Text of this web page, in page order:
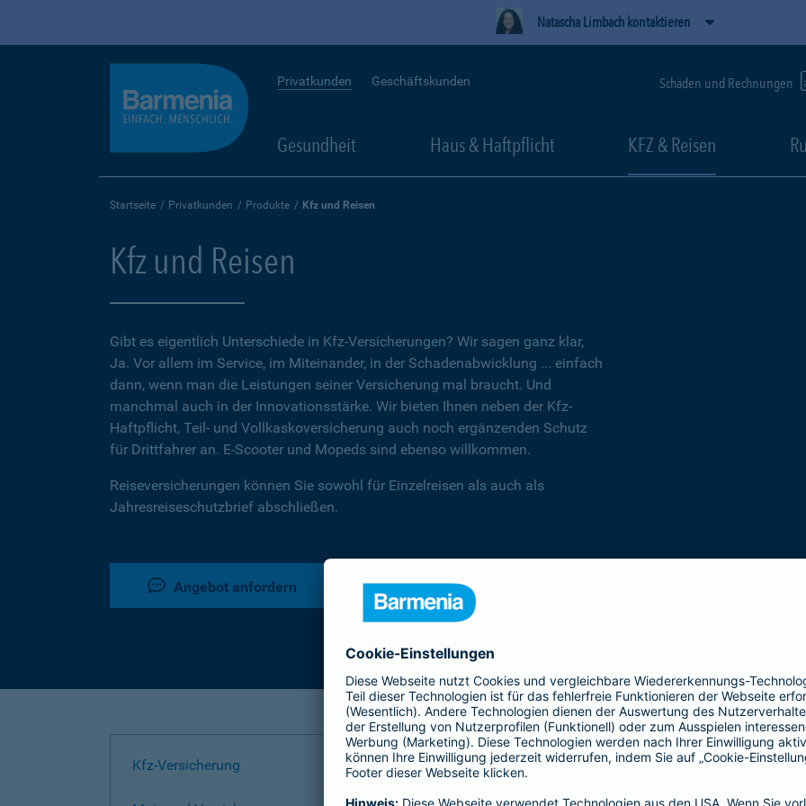
Natascha Limbach kontaktieren
Privatkunden Geschäftskunden Schäden und Rechnungen
Gesundheit Haus & Haftpflicht KFZ & Reisen
Startseite Privatkunden Produkte Kfz und Reisen
Kfz und Reisen
Gibt es eigentlich Unterschiede in Kfz-Versicherungen? Wir sagen ganz klar,
Ja. Vor allem im Service, im Miteinander, in der Schadenabwicklung ... einfach
dann, wenn man die Leistungen seiner Versicherung mal braucht. Und
manchmal auch in der Innovationsstärke. Wir bieten Ihnen neben der Kfz-
Haftpflicht, Teil- und Vollkaskoversicherung auch noch ergänzenden Schutz
für Drittfahrer an. E-Scooter und Mopeds sind ebenso willkommen.
Reiseversicherungen können Sie sowohl für Einzelreisen als auch als
Jahresreiseschutzbrief abschließen.
Angebot anfordern
Kfz-Versicherung